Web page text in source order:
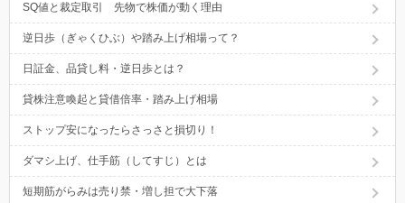
SQ値と裁定取引 先物で株価が動く理由
逆日歩（ぎゃくひぶ）や踏み上げ相場って？
日証金、品貸し料・逆日歩とは？
貸株注意喚起と貸借倍率・踏み上げ相場
ストップ安になったらさっさと損切り！
ダマシ上げ、仕手筋（してすじ）とは
短期筋がらみは売り禁・増し担で大下落